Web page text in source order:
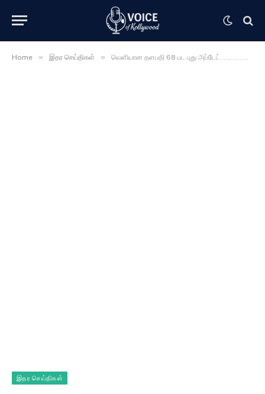
Home » இதர செய்திகள் » வெளியான தளபதி 68 பட புது அப்டேட் ………. அட இவங்க எல்லாம் படத்துல இருக்காங்களா …… உறைந்துபோன ரசிகர்கள் ………
இதர செய்திகள்